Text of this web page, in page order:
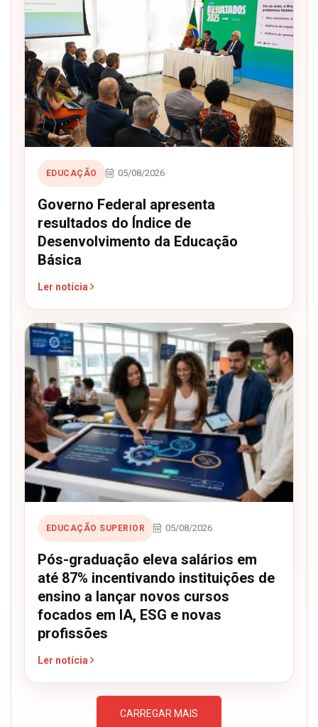
EDUCAÇÃO 05/08/2026
Governo Federal apresenta
resultados do Índice de
Desenvolvimento da Educação
Básica
Ler notícia
EDUCAÇÃO SUPERIOR 05/08/2026
Pós-graduação eleva salários em
até 87% incentivando instituições de
ensino a lançar novos cursos
focados em IA, ESG e novas
profissões
Ler notícia
CARREGAR MAIS